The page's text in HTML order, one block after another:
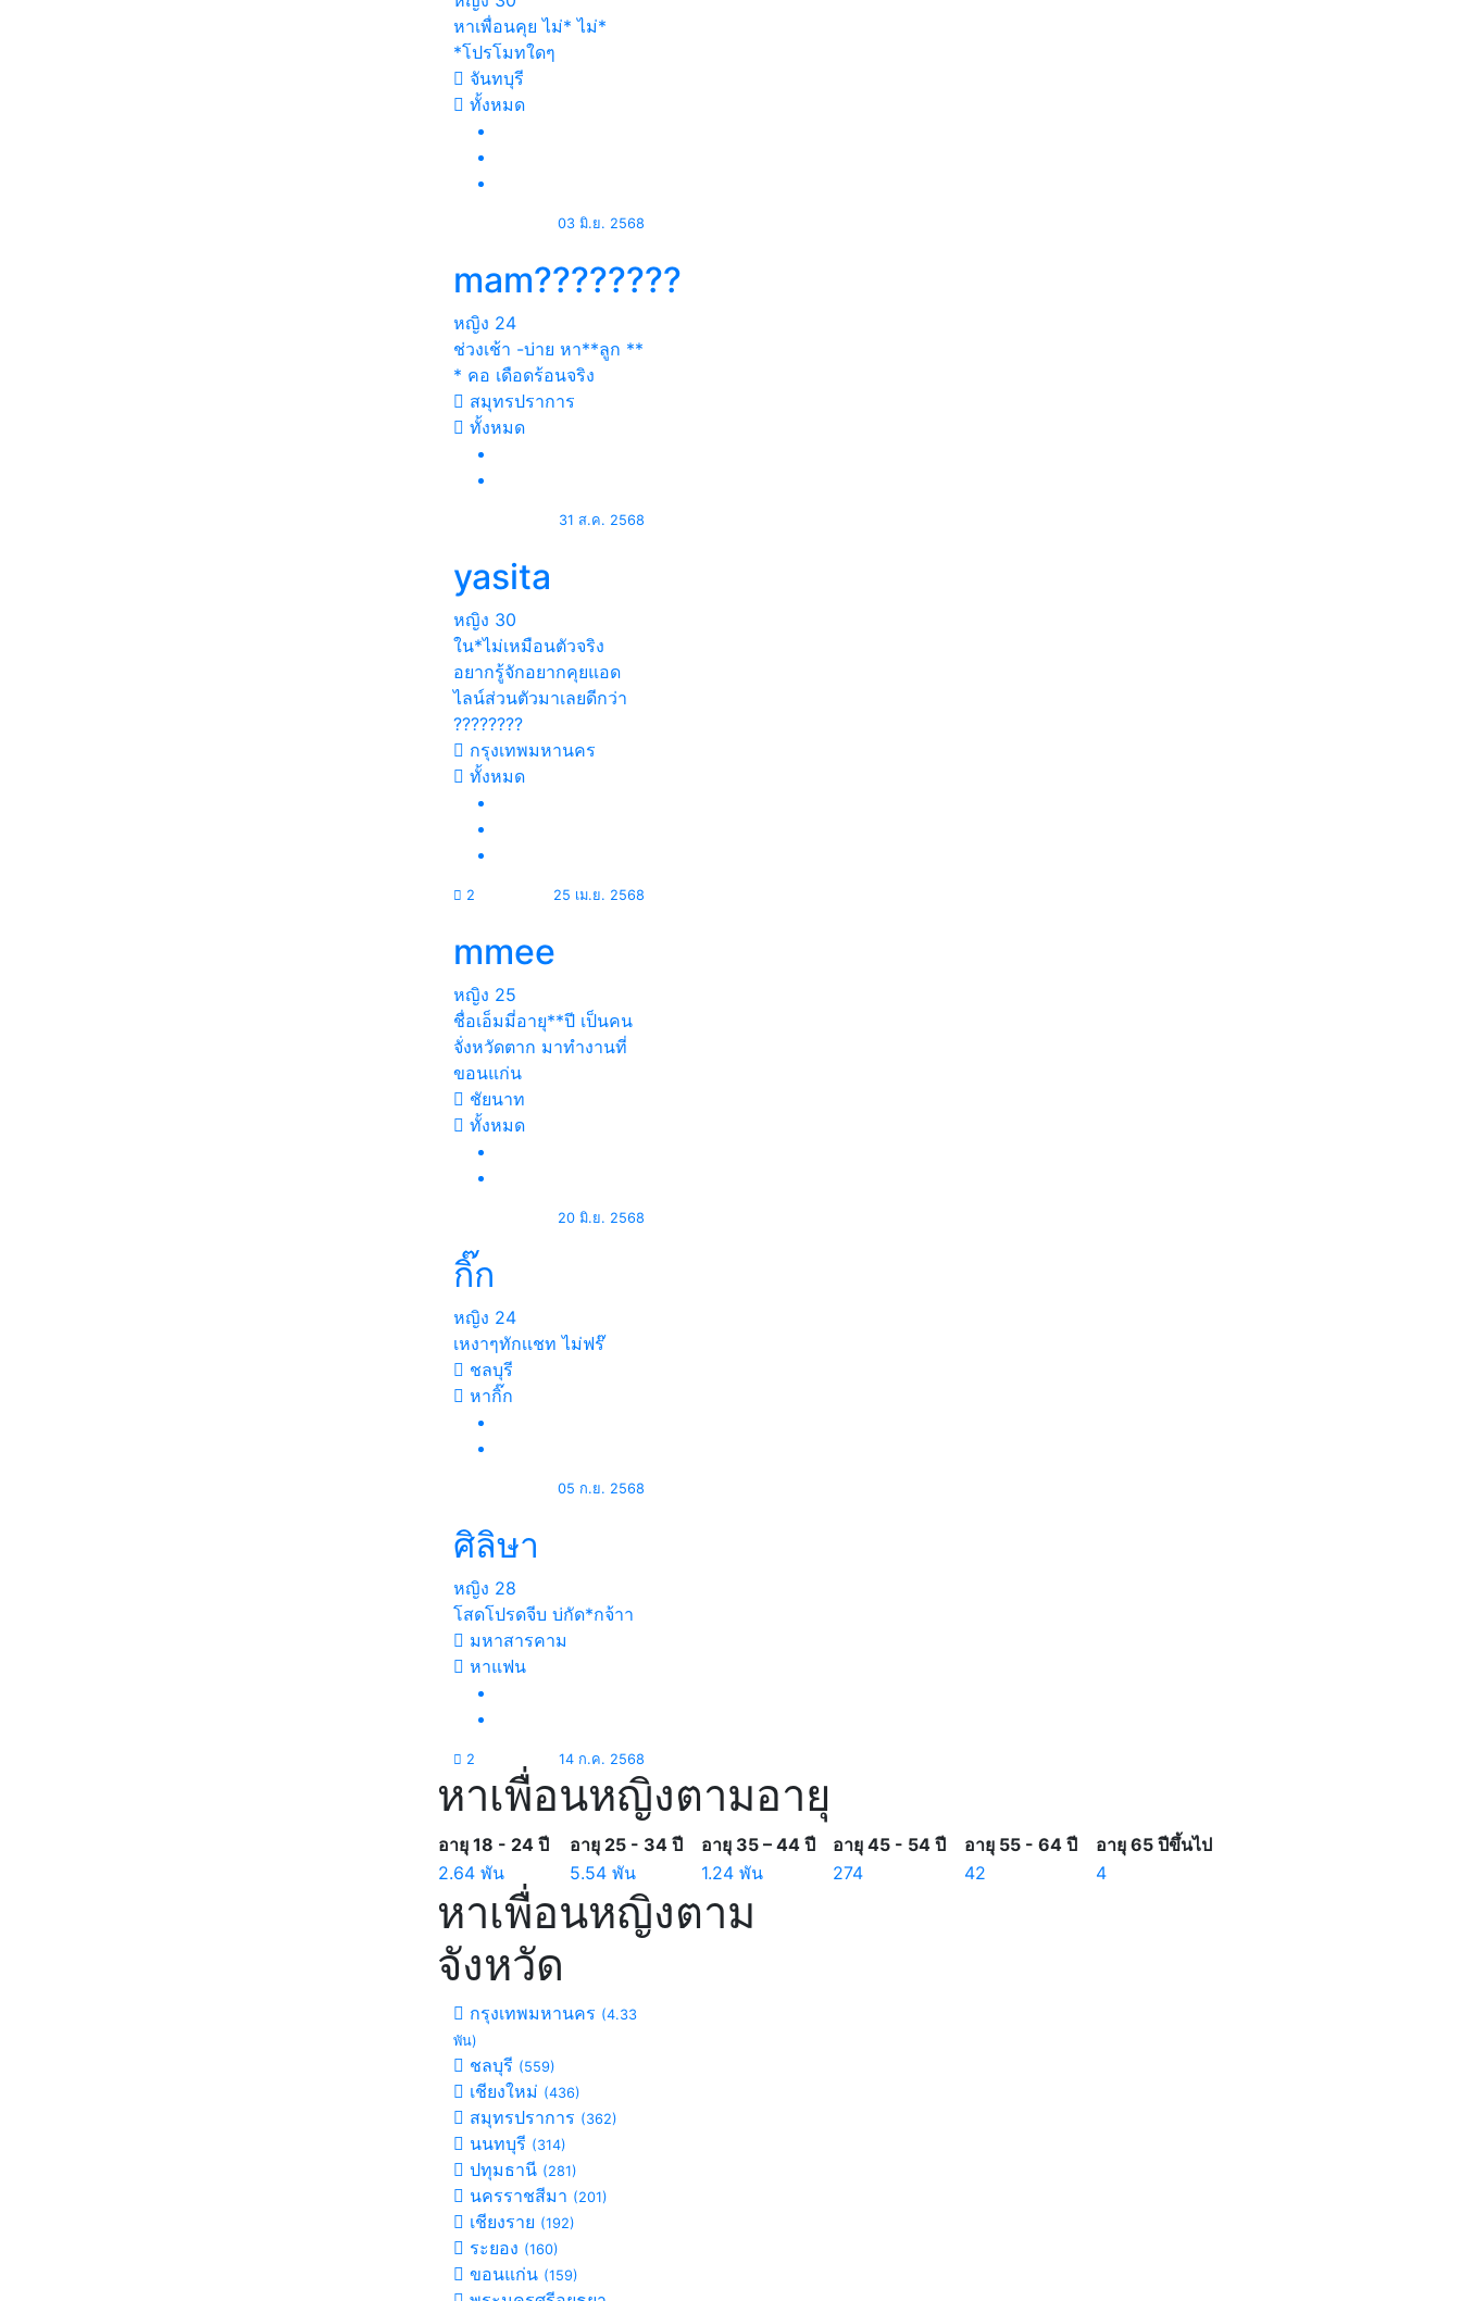
หาเพื่อนคุย ไม่* ไม่*
*โปรโมทใดๆ
จันทบุรี
ทั้งหมด
03 มิ.ย. 2568
mam????????
หญิง 24
ช่วงเช้า -บ่าย หา**ลูก **
* คอ เดือดร้อนจริง
สมุทรปราการ
ทั้งหมด
31 ส.ค. 2568
yasita
หญิง 30
ใน*ไม่เหมือนตัวจริง
อยากรู้จักอยากคุยแอด
ไลน์ส่วนตัวมาเลยดีกว่า
????????
กรุงเทพมหานคร
ทั้งหมด
2 25 เม.ย. 2568
mmee
หญิง 25
ชื่อเอ็มมี่อายุ**ปี เป็นคน
จั่งหวัดตาก มาทำงานที่
ขอนแก่น
ชัยนาท
ทั้งหมด
20 มิ.ย. 2568
กิ๊ก
หญิง 24
เหงาๆทักเเชท ไม่ฟร๊
ชลบุรี
หากิ๊ก
05 ก.ย. 2568
ศิลิษา
หญิง 28
โสดโปรดจีบ บ่กัด*กจ้าา
มหาสารคาม
หาแฟน
2 14 ก.ค. 2568
หาเพื่อนหญิงตามอายุ
อายุ 18 - 24 ปี อายุ 25 - 34 ปี อายุ 35 – 44 ปี อายุ 45 - 54 ปี อายุ 55 - 64 ปี
อายุ 65 ปีขึ้นไป
2.64 พัน
5.54 พัน 1.24 พัน 274 42 4
หาเพื่อนหญิงตาม
จังหวัด
กรุงเทพมหานคร (4.33
พัน)
ชลบุรี (559)
เชียงใหม่ (436)
สมุทรปราการ (362)
นนทบุรี (314)
ปทุมธานี (281)
นครราชสีมา (201)
เชียงราย (192)
ระยอง (160)
ขอนแก่น (159)